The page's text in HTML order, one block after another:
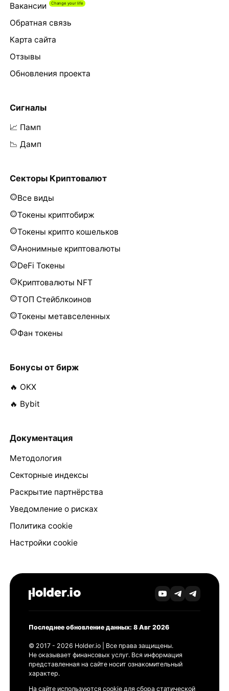
Вакансии
Обратная связь
Карта сайта
Отзывы
Обновления проекта
Сигналы
📈 Памп
📉 Дамп
Секторы Криптовалют
Все виды
Токены криптобирж
Токены крипто кошельков
Анонимные криптовалюты
DeFi Токены
Криптовалюты NFT
ТОП Стейблкоинов
Токены метавселенных
Фан токены
Бонусы от бирж
🔥 OKX
🔥 Bybit
Документация
Методология
Секторные индексы
Раскрытие партнёрства
Уведомление о рисках
Политика cookie
Настройки cookie
Последнее обновление данных: 8 Авг 2026
© 2017 - 2026 Holder.io | Все права защищены.
Не оказывает финансовых услуг. Вся информация
представленная на сайте носит ознакомительный
характер.
На сайте используются cookie для сбора статической